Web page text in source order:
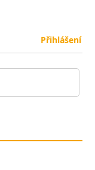
Přihlášení